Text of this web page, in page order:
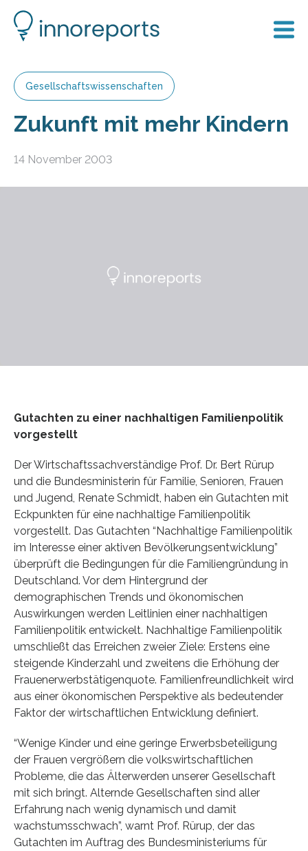
Gesellschaftswissenschaften
Zukunft mit mehr Kindern
14 November 2003
Gutachten zu einer nachhaltigen Familienpolitik
vorgestellt
Der Wirtschaftssachverständige Prof. Dr. Bert Rürup
und die Bundesministerin für Familie, Senioren, Frauen
und Jugend, Renate Schmidt, haben ein Gutachten mit
Eckpunkten für eine nachhaltige Familienpolitik
vorgestellt. Das Gutachten “Nachhaltige Familienpolitik
im Interesse einer aktiven Bevölkerungsentwicklung”
überprüft die Bedingungen für die Familiengründung in
Deutschland. Vor dem Hintergrund der
demographischen Trends und ökonomischen
Auswirkungen werden Leitlinien einer nachhaltigen
Familienpolitik entwickelt. Nachhaltige Familienpolitik
umschließt das Erreichen zweier Ziele: Erstens eine
steigende Kinderzahl und zweitens die Erhöhung der
Frauenerwerbstätigenquote. Familienfreundlichkeit wird
aus einer ökonomischen Perspektive als bedeutender
Faktor der wirtschaftlichen Entwicklung definiert.
“Wenige Kinder und eine geringe Erwerbsbeteiligung
der Frauen vergrößern die volkswirtschaftlichen
Probleme, die das Älterwerden unserer Gesellschaft
mit sich bringt. Alternde Gesellschaften sind aller
Erfahrung nach wenig dynamisch und damit
wachstumsschwach”, warnt Prof. Rürup, der das
Gutachten im Auftrag des Bundesministeriums für